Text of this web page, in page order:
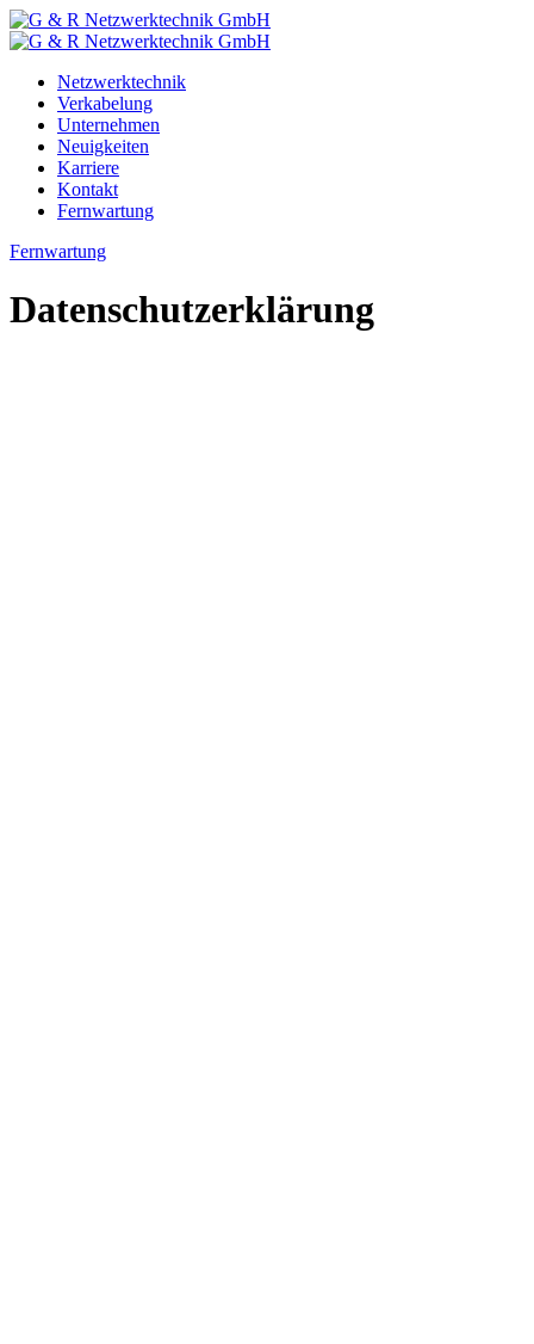
Zum
Inhalt
Netzwerktechnik
Verkabelung
Unternehmen
Neuigkeiten
Karriere
Kontakt
Fernwartung
Fernwartung
Datenschutzerklärung